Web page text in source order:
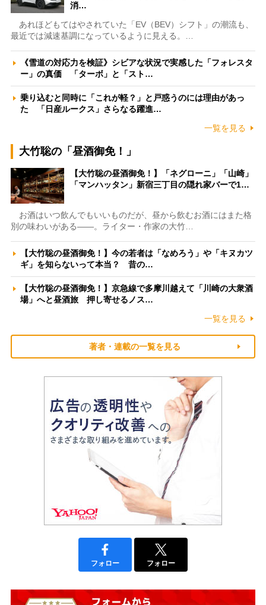
消…
あれほどもてはやされていた「EV（BEV）シフト」の潮流も、
最近では減速基調になっているように見える。…
《雪道の対応力を検証》シビアな状況で実感した「フォレスタ
ー」の真価 「ターボ」と「スト…
乗り込むと同時に「これが軽？」と戸惑うのには理由があっ
た 「日産ルークス」さらなる躍進…
一覧を見る
大竹聡の「昼酒御免！」
【大竹聡の昼酒御免！】「ネグローニ」「山崎」
「マンハッタン」新宿三丁目の隠れ家バーで1…
お酒はいつ飲んでもいいものだが、昼から飲むお酒にはまた格
別の味わいがある――。ライター・作家の大竹…
【大竹聡の昼酒御免！】今の若者は「なめろう」や「キヌカツ
ギ」を知らないって本当？ 昔の…
【大竹聡の昼酒御免！】京急線で多摩川越えて「川崎の大衆酒
場」へと昼酒旅 押し寄せるノス…
一覧を見る
著者・連載の一覧を見る
フォロー フォロー